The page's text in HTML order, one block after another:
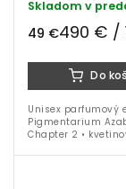
Skladom v
49 €490 € /
Do
Unisex parfumový
Pigmentarium
Chapter 2 •
kadidlo • myrha •